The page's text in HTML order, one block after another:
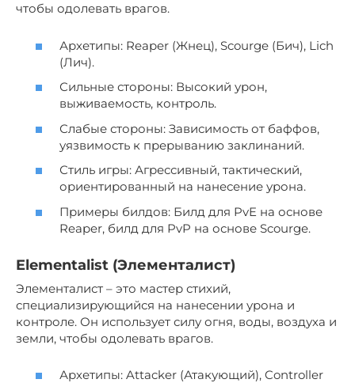
чтобы одолевать врагов.
Архетипы: Reaper (Жнец), Scourge (Бич), Lich
(Лич).
Сильные стороны: Высокий урон,
выживаемость, контроль.
Слабые стороны: Зависимость от баффов,
уязвимость к прерыванию заклинаний.
Стиль игры: Агрессивный, тактический,
ориентированный на нанесение урона.
Примеры билдов: Билд для PvE на основе
Reaper, билд для PvP на основе Scourge.
Elementalist (Элементалист)
Элементалист – это мастер стихий,
специализирующийся на нанесении урона и
контроле. Он использует силу огня, воды, воздуха и
земли, чтобы одолевать врагов.
Архетипы: Attacker (Атакующий), Controller